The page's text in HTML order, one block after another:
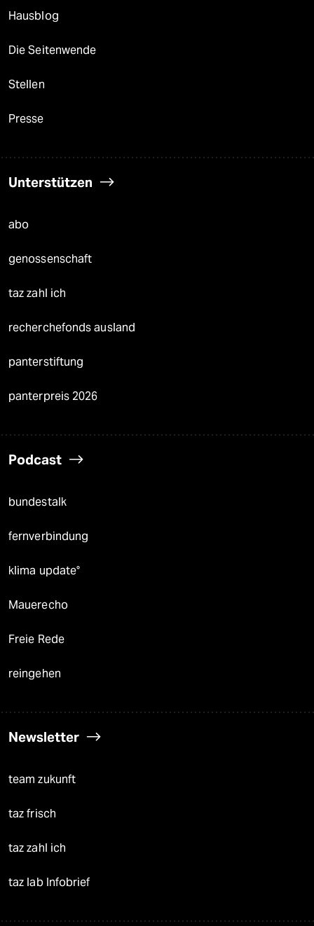
Hausblog
Die Seitenwende
Stellen
Presse
Unterstützen
abo
genossenschaft
taz zahl ich
recherchefonds ausland
panterstiftung
panterpreis 2026
Podcast
bundestalk
fernverbindung
klima update°
Mauerecho
Freie Rede
reingehen
Newsletter
team zukunft
taz frisch
taz zahl ich
taz lab Infobrief